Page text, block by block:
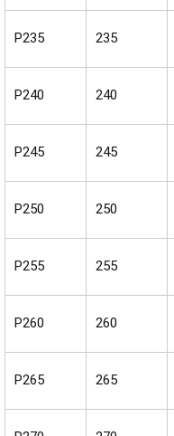
P235 235
P240 240
P245 245
P250 250
P255 255
P260 260
P265 265